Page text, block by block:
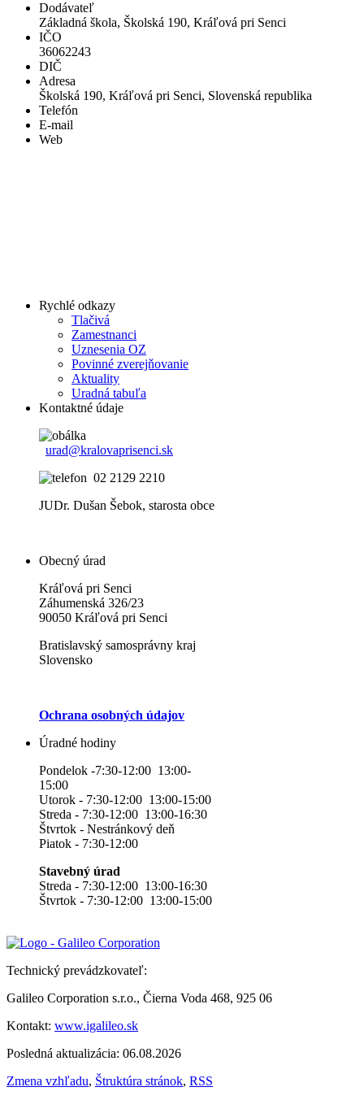
Dodávateľ
Základná škola, Školská 190, Kráľová pri Senci
IČO
36062243
DIČ
Adresa
Školská 190, Kráľová pri Senci, Slovenská republika
Telefón
E-mail
Web
Rychlé odkazy
Tlačivá
Zamestnanci
Uznesenia OZ
Povinné zverejňovanie
Aktuality
Uradná tabuľa
Kontaktné údaje
urad@kralovaprisenci.sk
02 2129 2210
JUDr. Dušan Šebok, starosta obce
Obecný úrad
Kráľová pri Senci
Záhumenská 326/23
90050 Kráľová pri Senci
Bratislavský samosprávny kraj
Slovensko
Ochrana osobných údajov
Úradné hodiny
Pondelok -7:30-12:00 13:00-
15:00
Utorok - 7:30-12:00 13:00-15:00
Streda - 7:30-12:00 13:00-16:30
Štvrtok - Nestránkový deň
Piatok - 7:30-12:00
Stavebný úrad
Streda - 7:30-12:00 13:00-16:30
Štvrtok - 7:30-12:00 13:00-15:00
Technický prevádzkovateľ:
Galileo Corporation s.r.o., Čierna Voda 468, 925 06
Kontakt: www.igalileo.sk
Posledná aktualizácia: 06.08.2026
Zmena vzhľadu, Štruktúra stránok, RSS